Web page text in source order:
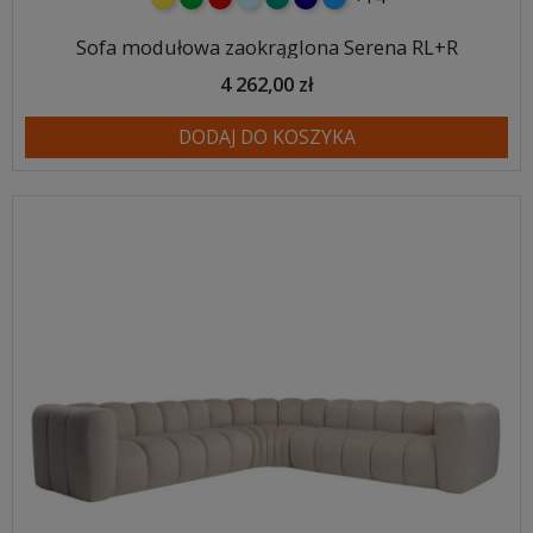
Sofa modułowa zaokrąglona Serena RL+R
4 262,00 zł
DODAJ DO KOSZYKA